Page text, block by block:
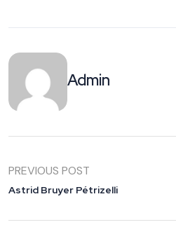
Admin
PREVIOUS POST
Astrid Bruyer Pétrizelli